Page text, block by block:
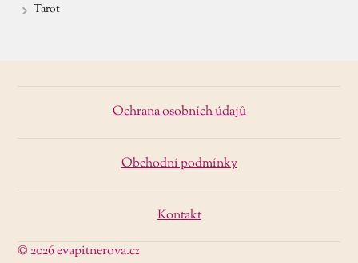
Tarot
Ochrana osobních údajů
Obchodní podmínky
Kontakt
© 2026 evapitnerova.cz